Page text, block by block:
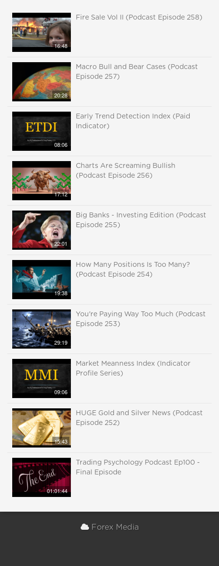
16:48
Fire Sale Vol II (Podcast Episode 258)
20:28
Macro Bull and Bear Cases (Podcast
Episode 257)
08:06
Early Trend Detection Index (Paid
Indicator)
17:12
Charts Are Screaming Bullish
(Podcast Episode 256)
22:01
Big Banks - Investing Edition (Podcast
Episode 255)
19:38
How Many Positions Is Too Many?
(Podcast Episode 254)
29:19
You're Paying Way Too Much (Podcast
Episode 253)
09:06
Market Meanness Index (Indicator
Profile Series)
15:43
HUGE Gold and Silver News (Podcast
Episode 252)
01:01:44
Trading Psychology Podcast Ep100 -
Final Episode
Forex Media